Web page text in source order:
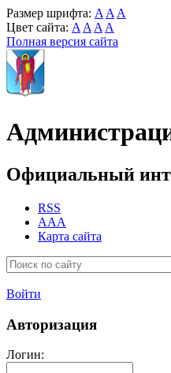
Размер шрифта: A A A
Цвет сайта: A A A A
Полная версия сайта
Официальный
RSS
AAA
Карта сайта
Войти
Авторизация
Логин: